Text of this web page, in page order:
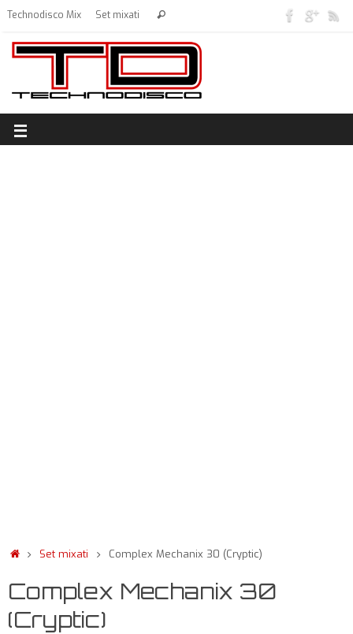
Technodisco Mix Set mixati
Set mixati Complex Mechanix 30 (Cryptic)
Complex Mechanix 30
(Cryptic)